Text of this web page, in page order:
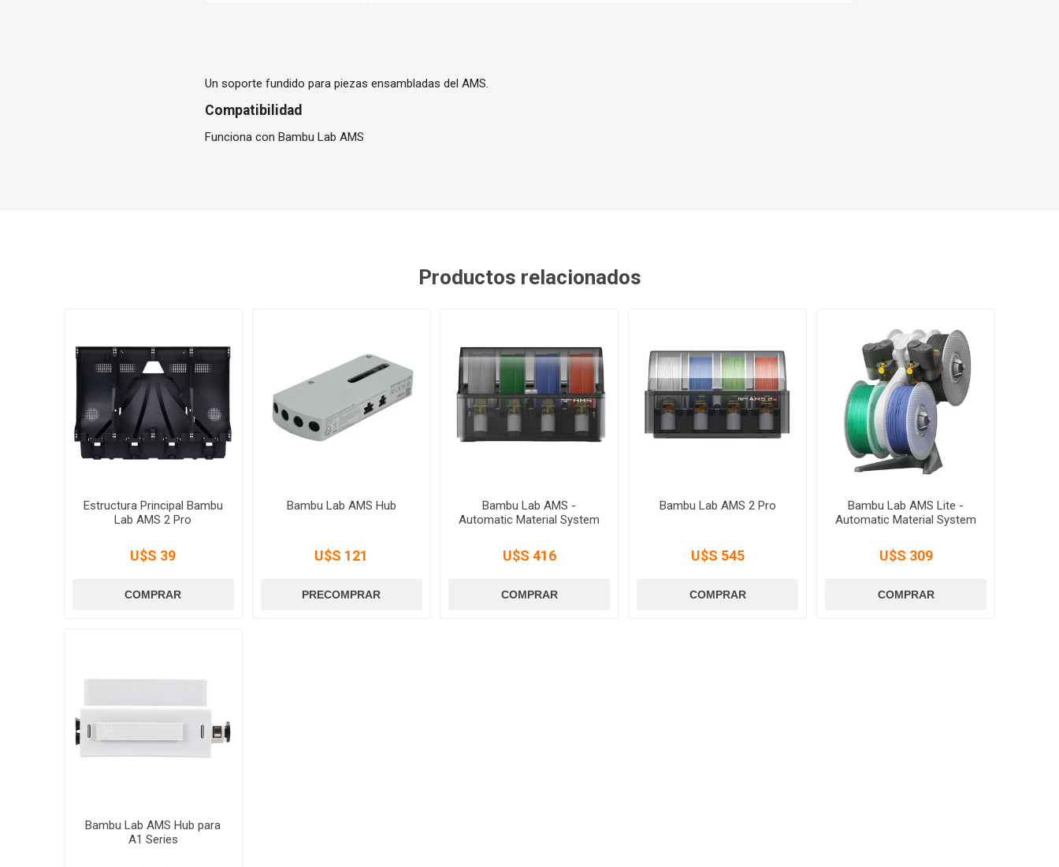
Un soporte fundido para piezas ensambladas del AMS.
Compatibilidad
Funciona con Bambu Lab AMS
Productos relacionados
Estructura Principal Bambu
Lab AMS 2 Pro
U$S 39
Bambu Lab AMS Hub
U$S 121
Bambu Lab AMS -
Automatic Material System
U$S 416
Bambu Lab AMS 2 Pro
U$S 545
Bambu Lab AMS Lite -
Automatic Material System
U$S 309
Bambu Lab AMS Hub para
A1 Series